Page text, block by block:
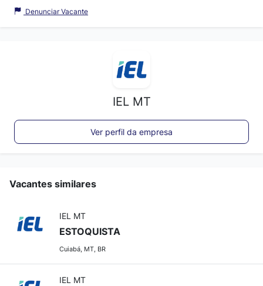
Denunciar Vacante
IEL MT
Ver perfil da empresa
Vacantes similares
IEL MT
ESTOQUISTA
Cuiabá, MT, BR
IEL MT